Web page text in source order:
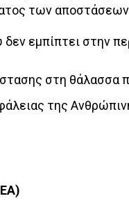
των
δεν εμπίπτει
στη θάλασσα
της